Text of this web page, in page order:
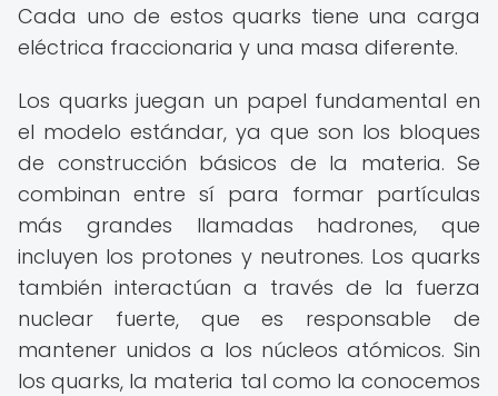
Cada uno de estos quarks tiene una carga
eléctrica fraccionaria y una masa diferente.
Los quarks juegan un papel fundamental en
el modelo estándar, ya que son los bloques
de construcción básicos de la materia. Se
combinan entre sí para formar partículas
más grandes llamadas hadrones, que
incluyen los protones y neutrones. Los quarks
también interactúan a través de la fuerza
nuclear fuerte, que es responsable de
mantener unidos a los núcleos atómicos. Sin
los quarks, la materia tal como la conocemos